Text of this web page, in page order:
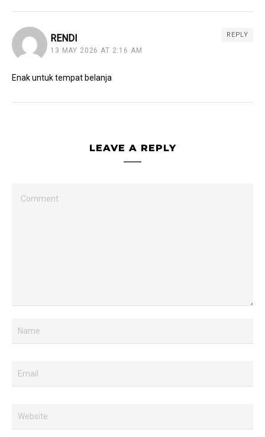
RENDI
13 MAY 2026 AT 2:16 AM
REPLY
Enak untuk tempat belanja
LEAVE A REPLY